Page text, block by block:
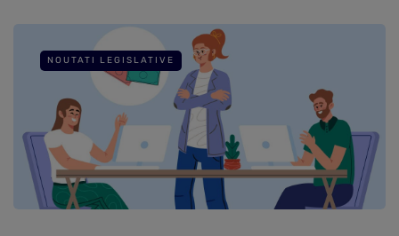
NOUTATI LEGISLATIVE